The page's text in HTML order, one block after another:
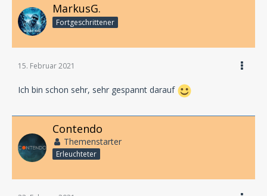
MarkusG.
Fortgeschrittener
15. Februar 2021
Ich bin schon sehr, sehr gespannt darauf
Contendo
Themenstarter
Erleuchteter